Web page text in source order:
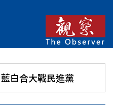
白合大戰民進黨